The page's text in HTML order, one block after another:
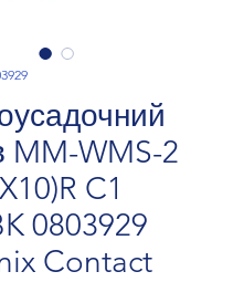
MM-WMS-2
C1
0803929
Contact